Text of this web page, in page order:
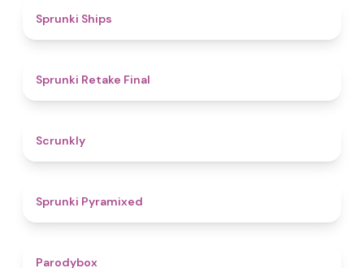
Sprunki Ships
Sprunki Retake Final
Scrunkly
Sprunki Pyramixed
Parodybox